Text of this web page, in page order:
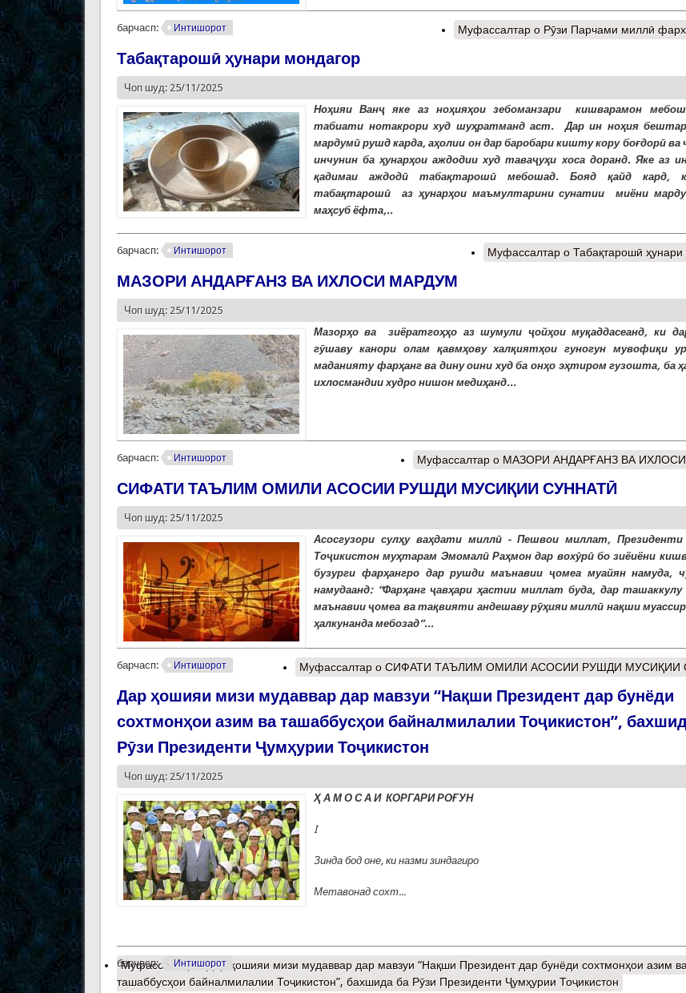
барчасп: Интишорот Муфассалтар о Рӯзи Парчами миллӣ
Табақтарошӣ ҳунари мондагор
Чоп шуд: 25/11/2025
Ноҳияи Ванҷ яке аз ноҳияҳои зебоманзари кишварамон
табиати нотакрори худ шуҳратманд аст. Дар ин ноҳия бештар
мардумӣ рушд карда, аҳолии он дар баробари кишту кору боғдорӣ ва
инчунин ба ҳунарҳои аждодии худ таваҷуҳи хоса доранд. Яке аз
қадимаи аждодӣ табақтарошӣ мебошад. Бояд қайд кард,
табақтарошӣ аз ҳунарҳои маъмултарини сунатии миёни
маҳсуб ёфта,..
барчасп: Интишорот Муфассалтар о Табақтарошӣ
МАЗОРИ АНДАРҒАНЗ ВА ИХЛОСИ МАРДУМ
Чоп шуд: 25/11/2025
Мазорҳо ва зиёратгоҳҳо аз шумули ҷойҳои муқаддасеанд, ки
гӯшаву канори олам қавмҳову халқиятҳои гуногун мувофиқи
маданияту фарҳанг ва дину оини худ ба онҳо эҳтиром гузошта, ба
ихлосмандии худро нишон медиҳанд...
барчасп: Интишорот Муфассалтар о МАЗОРИ АНДАРҒАНЗ ВА
СИФАТИ ТАЪЛИМ ОМИЛИ АСОСИИ РУШДИ МУСИҚИИ СУННАТӢ
Чоп шуд: 25/11/2025
Асосгузори сулҳу ваҳдати миллӣ - Пешвои миллат, Президенти
Тоҷикистон муҳтарам Эмомалӣ Раҳмон дар вохӯрӣ бо зиёиёни
бузурги фарҳангро дар рушди маънавии ҷомеа муайян намуда,
намудаанд: “Фарҳанг ҷавҳари ҳастии миллат буда, дар
маънавии ҷомеа ва тақвияти андешаву рӯҳияи миллӣ нақши
ҳалкунанда мебозад”...
барчасп: Интишорот Муфассалтар о СИФАТИ ТАЪЛИМ ОМИЛИ АСОСИИ РУШДИ МУСИҚИИ
Дар ҳошияи мизи мудаввар дар мавзуи “Нақши Президент дар бунёди
сохтмонҳои азим ва ташаббусҳои байналмилалии Тоҷикистон”,
Рӯзи Президенти Ҷумҳурии Тоҷикистон
Чоп шуд: 25/11/2025
ҲА М О С А И КОРГАРИ РОҒУН
I
Зинда бод оне, ки назми зиндагиро
Метавонад сохт...
барчасп: Интишорот
Муфассалтаро Дар ҳошияи мизи мудаввар дар мавзуи “Нақши Президент дар бунёди сохтмонҳои азим ва
ташаббусҳои байналмилалии Тоҷикистон”, бахшида ба Рӯзи Президенти Ҷумҳурии Тоҷикистон